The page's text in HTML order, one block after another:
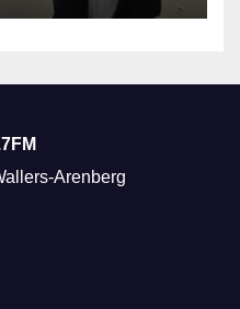
Arenberg